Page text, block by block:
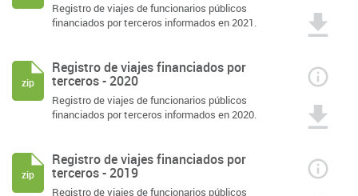
Registro de viajes de funcionarios públicos
financiados por terceros informados en 2021.
Registro de viajes financiados por
terceros - 2020
Registro de viajes de funcionarios públicos
financiados por terceros informados en 2020.
zip
Registro de viajes financiados por
terceros - 2019
Registro de viajes de funcionarios públicos
zip